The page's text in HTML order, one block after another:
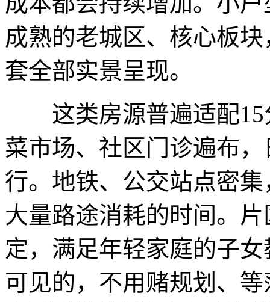
成熟的老城区、核心板
套全部实景呈现。
这类房源普遍适配15
菜市场、社区门诊遍布
行。地铁、公交站点密
大量路途消耗的时间。
定，满足年轻家庭的子
可见的，不用赌规划、